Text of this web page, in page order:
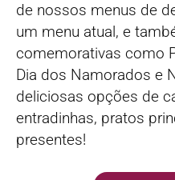
de nossos menus de
um menu atual, e
comemorativas como
Dia dos Namorados e
deliciosas opções de
entradinhas, pratos
presentes!